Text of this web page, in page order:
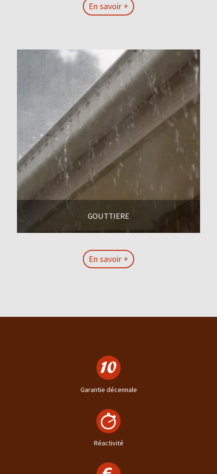
En savoir +
GOUTTIERE
En savoir +
Garantie décennale
Réactivité